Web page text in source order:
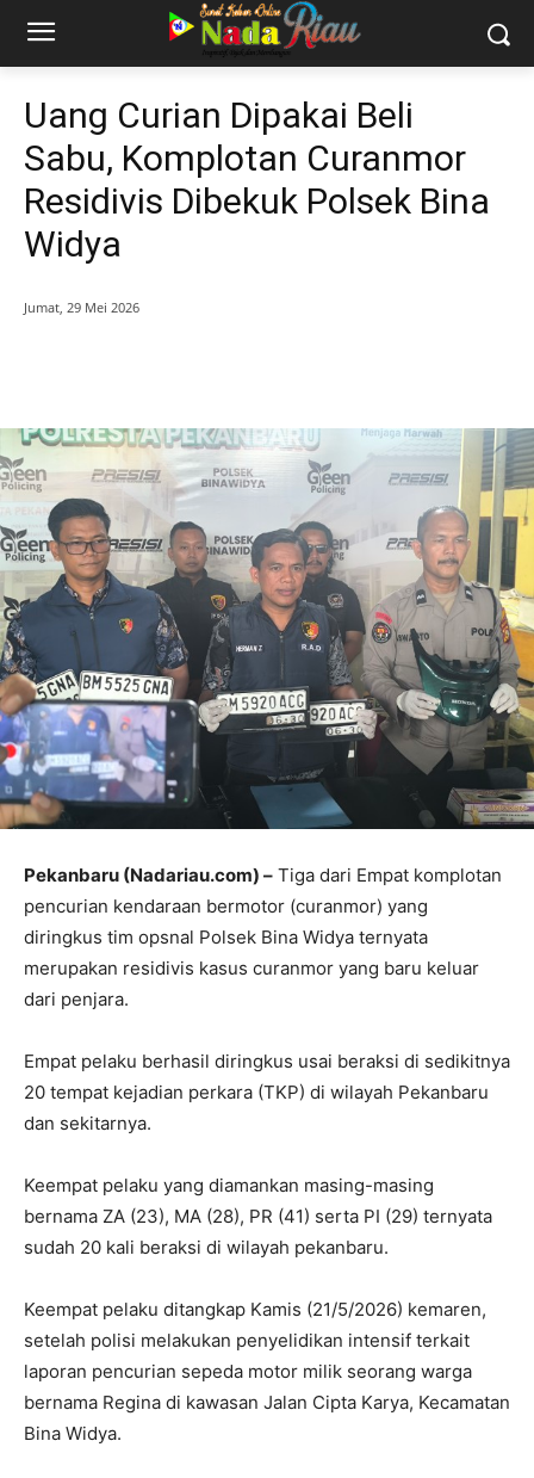
Uang Curian Dipakai Beli
Sabu, Komplotan Curanmor
Residivis Dibekuk Polsek Bina
Widya
Jumat, 29 Mei 2026
Pekanbaru (Nadariau.com) – Tiga dari Empat komplotan
pencurian kendaraan bermotor (curanmor) yang
diringkus tim opsnal Polsek Bina Widya ternyata
merupakan residivis kasus curanmor yang baru keluar
dari penjara.
Empat pelaku berhasil diringkus usai beraksi di sedikitnya
20 tempat kejadian perkara (TKP) di wilayah Pekanbaru
dan sekitarnya.
Keempat pelaku yang diamankan masing-masing
bernama ZA (23), MA (28), PR (41) serta PI (29) ternyata
sudah 20 kali beraksi di wilayah pekanbaru.
Keempat pelaku ditangkap Kamis (21/5/2026) kemaren,
setelah polisi melakukan penyelidikan intensif terkait
laporan pencurian sepeda motor milik seorang warga
bernama Regina di kawasan Jalan Cipta Karya, Kecamatan
Bina Widya.